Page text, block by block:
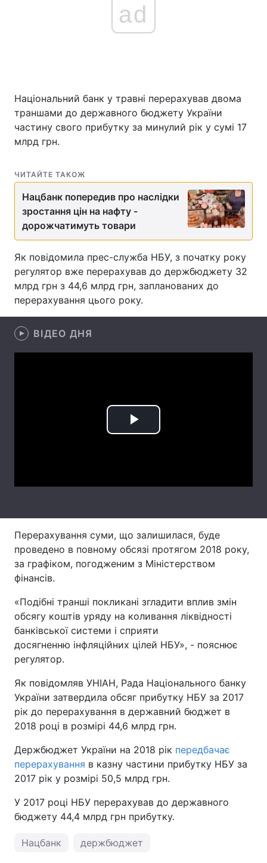
Головна Війна
Україна
Спорт Наука
Техно і зв'язок
Зброя Інциденти
Здоров'я Туризм
Цікавинки
Думки
Вакансії
Послуги
Тема оформлення
ad
Національний банк у травні перерахував двома
траншами до державного бюджету України
частину свого прибутку за минулий рік у сумі 17
млрд грн.
ЧИТАЙТЕ ТАКОЖ
Нацбанк попередив про наслідки
зростання цін на нафту -
дорожчатимуть товари
Як повідомила прес-служба НБУ, з початку року
регулятор вже перерахував до держбюджету 32
млрд грн з 44,6 млрд грн, запланованих до
перерахування цього року.
ВІДЕО ДНЯ
Play
Перерахування суми, що залишилася, буде
проведено в повному обсязі протягом 2018 року,
за графіком, погодженим з Міністерством
фінансів.
«Подібні транші покликані згладити вплив змін
обсягу коштів уряду на коливання ліквідності
банківської системи і сприяти
досягненню інфляційних цілей НБУ», - пояснює
регулятор.
Як повідомляв УНІАН, Рада Національного банку
України затвердила обсяг прибутку НБУ за 2017
рік до перерахування в державний бюджет в
2018 році в розмірі 44,6 млрд грн.
Держбюджет України на 2018 рік передбачає
перерахування в казну частини прибутку НБУ за
2017 рік у розмірі 50,5 млрд грн.
У 2017 році НБУ перерахував до державного
бюджету 44,4 млрд грн прибутку.
Нацбанк держбюджет